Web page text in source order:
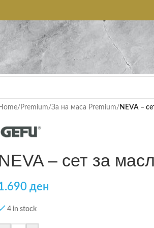
/ Premium/За на маса Premium/ NEVA –
– сет за
ден
4 in stock